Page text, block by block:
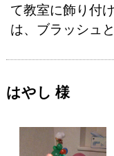
て教室に飾り付
は、ブラッシュ
はやし 様